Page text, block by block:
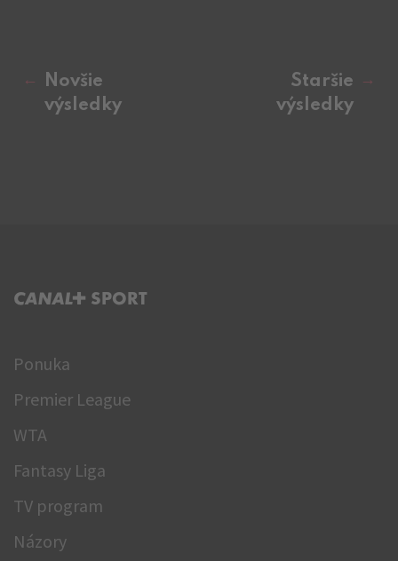
Novšie
výsledky
Staršie
výsledky
C+ SPORT
Ponuka
Premier League
WTA
Fantasy Liga
TV program
Názory